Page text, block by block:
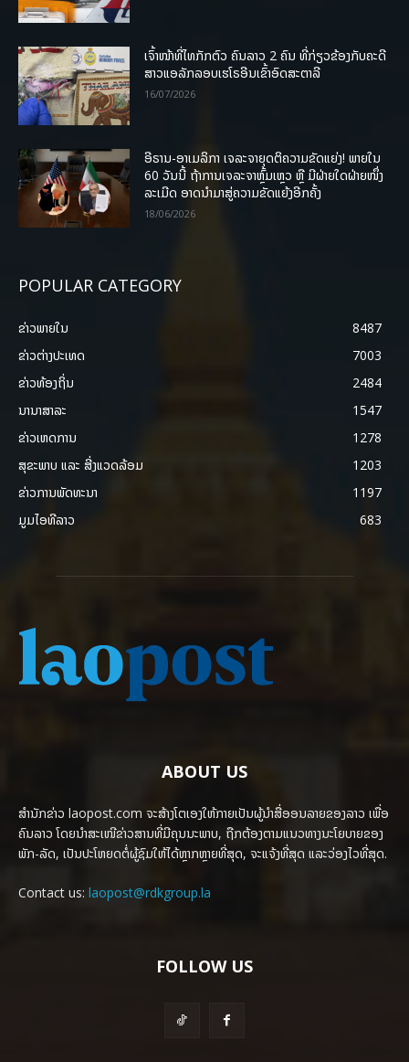
ເຈົ້າໜ້າທີ່ໄທກັກຕົວ ຄົນລາວ 2 ຄົນ ທີ່ກ່ຽວຂ້ອງກັບຄະດີ
ສາວແອລັກລອບເຮໂຣອີນເຂົ້າອົດສະຕາລີ
16/07/2026
ອີຣານ-ອາເມລິກາ ເຈລະຈາຍຸດຕິຄວາມຂັດແຍ່ງ! ພາຍໃນ
60 ວັນນີ້ ຖ້າການເຈລະຈາຫຼົ້ມເຫຼວ ຫຼື ມີຝ່າຍໃດຝ່າຍໜຶ່ງ
ລະເມີດ ອາດນໍາມາສູ່ຄວາມຂັດແຍ້ງອີກຄັ້ງ
18/06/2026
POPULAR CATEGORY
ຂ່າວພາຍ​ໃນ
8487
ຂ່າວຕ່າງປະເທດ
7003
ຂ່າວທ້ອງຖິ່ນ
2484
ນານາສາລະ
1547
ຂ່າວເຫດການ
1278
ສຸຂະພາບ ແລະ ສີ່ງແວດລ້ອມ
1203
ຂ່າວການພັດທະນາ
1197
ມູມໄອທີລາວ
683
ABOUT US
ສຳນັກຂ່າວ laopost.com ຈະສ້າງໂຕເອງໃຫ້ກາຍເປັນຜູ້ນຳສື່ອອນລາຍຂອງລາວ ເພື່ອ
ຄົນລາວ ໂດຍນຳສະເໜີຂ່າວສານທີ່ມີຄຸນນະພາບ, ຖືກຕ້ອງຕາມແນວທາງນະໂຍບາຍຂອງ
ພັກ-ລັດ, ເປັນປະໂຫຍດຕໍ່ຜູ້ຊົມໃຫ້ໄດ້ຫຼາກຫຼາຍທີ່ສຸດ, ຈະແຈ້ງທີ່ສຸດ ແລະວ່ອງໄວທີ່ສຸດ.
Contact us: laopost@rdkgroup.la
FOLLOW US